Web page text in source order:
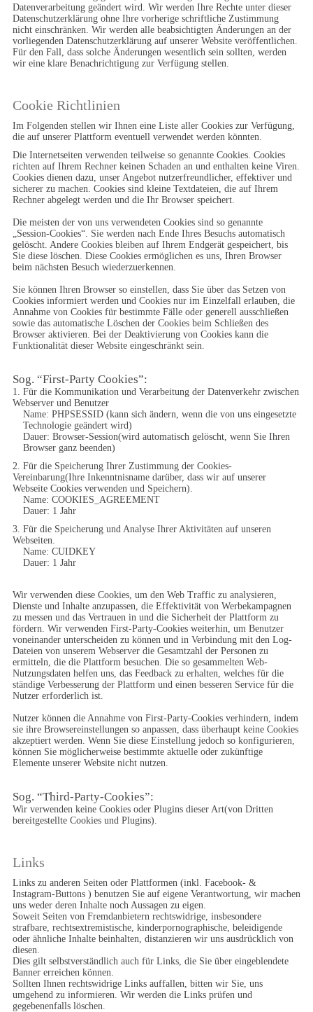
Datenverarbeitung geändert wird. Wir werden Ihre Rechte unter dieser
Datenschutzerklärung ohne Ihre vorherige schriftliche Zustimmung
nicht einschränken. Wir werden alle beabsichtigten Änderungen an der
vorliegenden Datenschutzerklärung auf unserer Website veröffentlichen.
Für den Fall, dass solche Änderungen wesentlich sein sollten, werden
wir eine klare Benachrichtigung zur Verfügung stellen.
Cookie Richtlinien
Im Folgenden stellen wir Ihnen eine Liste aller Cookies zur Verfügung,
die auf unserer Plattform eventuell verwendet werden könnten.
Die Internetseiten verwenden teilweise so genannte Cookies. Cookies
richten auf Ihrem Rechner keinen Schaden an und enthalten keine Viren.
Cookies dienen dazu, unser Angebot nutzerfreundlicher, effektiver und
sicherer zu machen. Cookies sind kleine Textdateien, die auf Ihrem
Rechner abgelegt werden und die Ihr Browser speichert.
Die meisten der von uns verwendeten Cookies sind so genannte
„Session-Cookies“. Sie werden nach Ende Ihres Besuchs automatisch
gelöscht. Andere Cookies bleiben auf Ihrem Endgerät gespeichert, bis
Sie diese löschen. Diese Cookies ermöglichen es uns, Ihren Browser
beim nächsten Besuch wiederzuerkennen.
Sie können Ihren Browser so einstellen, dass Sie über das Setzen von
Cookies informiert werden und Cookies nur im Einzelfall erlauben, die
Annahme von Cookies für bestimmte Fälle oder generell ausschließen
sowie das automatische Löschen der Cookies beim Schließen des
Browser aktivieren. Bei der Deaktivierung von Cookies kann die
Funktionalität dieser Website eingeschränkt sein.
Sog. “First-Party Cookies”:
1. Für die Kommunikation und Verarbeitung der Datenverkehr zwischen
Webserver und Benutzer
Name: PHPSESSID (kann sich ändern, wenn die von uns eingesetzte
Technologie geändert wird)
Dauer: Browser-Session(wird automatisch gelöscht, wenn Sie Ihren
Browser ganz beenden)
2. Für die Speicherung Ihrer Zustimmung der Cookies-
Vereinbarung(Ihre Inkenntnisname darüber, dass wir auf unserer
Webseite Cookies verwenden und Speichern).
Name: COOKIES_AGREEMENT
Dauer: 1 Jahr
3. Für die Speicherung und Analyse Ihrer Aktivitäten auf unseren
Webseiten.
Name: CUIDKEY
Dauer: 1 Jahr
Wir verwenden diese Cookies, um den Web Traffic zu analysieren,
Dienste und Inhalte anzupassen, die Effektivität von Werbekampagnen
zu messen und das Vertrauen in und die Sicherheit der Plattform zu
fördern. Wir verwenden First-Party-Cookies weiterhin, um Benutzer
voneinander unterscheiden zu können und in Verbindung mit den Log-
Dateien von unserem Webserver die Gesamtzahl der Personen zu
ermitteln, die die Plattform besuchen. Die so gesammelten Web-
Nutzungsdaten helfen uns, das Feedback zu erhalten, welches für die
ständige Verbesserung der Plattform und einen besseren Service für die
Nutzer erforderlich ist.
Nutzer können die Annahme von First-Party-Cookies verhindern, indem
sie ihre Browsereinstellungen so anpassen, dass überhaupt keine Cookies
akzeptiert werden. Wenn Sie diese Einstellung jedoch so konfigurieren,
können Sie möglicherweise bestimmte aktuelle oder zukünftige
Elemente unserer Website nicht nutzen.
Sog. “Third-Party-Cookies”:
Wir verwenden keine Cookies oder Plugins dieser Art(von Dritten
bereitgestellte Cookies und Plugins).
Links
Links zu anderen Seiten oder Plattformen (inkl. Facebook- &
Instagram-Buttons ) benutzen Sie auf eigene Verantwortung, wir machen
uns weder deren Inhalte noch Aussagen zu eigen.
Soweit Seiten von Fremdanbietern rechtswidrige, insbesondere
strafbare, rechtsextremistische, kinderpornographische, beleidigende
oder ähnliche Inhalte beinhalten, distanzieren wir uns ausdrücklich von
diesen.
Dies gilt selbstverständlich auch für Links, die Sie über eingeblendete
Banner erreichen können.
Sollten Ihnen rechtswidrige Links auffallen, bitten wir Sie, uns
umgehend zu informieren. Wir werden die Links prüfen und
gegebenenfalls löschen.